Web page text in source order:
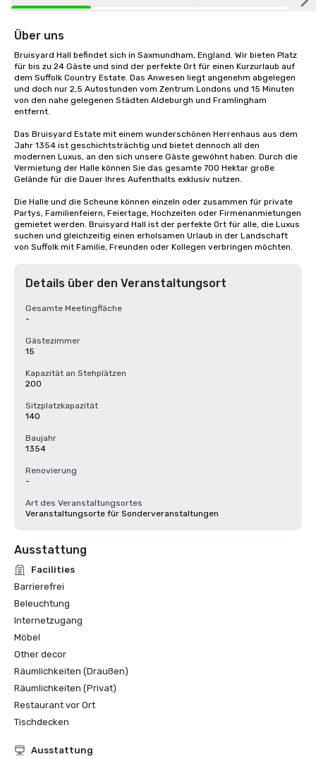
Über uns
Bruisyard Hall befindet sich in Saxmundham, England. Wir bieten Platz
für bis zu 24 Gäste und sind der perfekte Ort für einen Kurzurlaub auf
dem Suffolk Country Estate. Das Anwesen liegt angenehm abgelegen
und doch nur 2,5 Autostunden vom Zentrum Londons und 15 Minuten
von den nahe gelegenen Städten Aldeburgh und Framlingham
entfernt.
Das Bruisyard Estate mit einem wunderschönen Herrenhaus aus dem
Jahr 1354 ist geschichtsträchtig und bietet dennoch all den
modernen Luxus, an den sich unsere Gäste gewöhnt haben. Durch die
Vermietung der Halle können Sie das gesamte 700 Hektar große
Gelände für die Dauer Ihres Aufenthalts exklusiv nutzen.
Die Halle und die Scheune können einzeln oder zusammen für private
Partys, Familienfeiern, Feiertage, Hochzeiten oder Firmenanmietungen
gemietet werden. Bruisyard Hall ist der perfekte Ort für alle, die Luxus
suchen und gleichzeitig einen erholsamen Urlaub in der Landschaft
von Suffolk mit Familie, Freunden oder Kollegen verbringen möchten.
Details über den Veranstaltungsort
Gesamte Meetingfläche
-
Gästezimmer
15
Kapazität an Stehplätzen
200
Sitzplatzkapazität
140
Baujahr
1354
Renovierung
-
Art des Veranstaltungsortes
Veranstaltungsorte für Sonderveranstaltungen
Ausstattung
Facilities
Barrierefrei
Beleuchtung
Internetzugang
Möbel
Other decor
Räumlichkeiten (Draußen)
Räumlichkeiten (Privat)
Restaurant vor Ort
Tischdecken
Ausstattung